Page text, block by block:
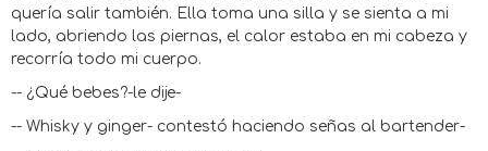
quería salir también. Ella toma una silla y se sienta a mi
lado, abriendo las piernas, el calor estaba en mi cabeza y
recorría todo mi cuerpo.
-- ¿Qué bebes?-le dije-
-- Whisky y ginger- contestó haciendo señas al bartender-